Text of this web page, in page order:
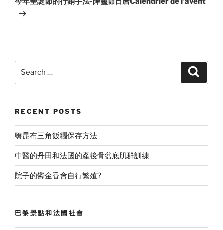
RECENT POSTS
鹽昆布三角飯糰保存方法
中醫的丹田和法國的產後骨盆底肌群訓練
院子的鬱金香會自行繁殖?
巴黎景點和法國社會